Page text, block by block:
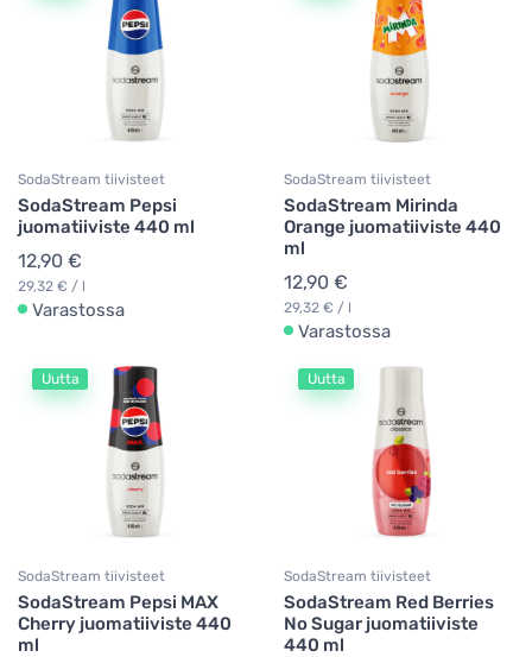
SodaStream tiivisteet
SodaStream Pepsi
juomatiiviste 440 ml
12,90 €
29,32 € / l
Varastossa
SodaStream tiivisteet
SodaStream Mirinda
Orange juomatiiviste 440
ml
12,90 €
29,32 € / l
Varastossa
Uutta
SodaStream tiivisteet
SodaStream Pepsi MAX
Cherry juomatiiviste 440
ml
Uutta
SodaStream tiivisteet
SodaStream Red Berries
No Sugar juomatiiviste
440 ml